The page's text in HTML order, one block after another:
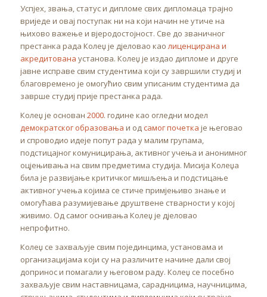
Успјех, звања, статус и дипломе свих дипломаца трајно
вриједе и овај поступак ни на који начин не утиче на
њихово важење и вјеродостојност. Све до званичног
престанка рада Колеџ је дјеловао каолиценцирана и
акредитована установа. Колеџ је издао дипломе и друге
јавне исправе свим студентима који су завршили студиј и
благовремено је омогућио свим уписаним студентима да
заврше студиј прије престанка рада.
Колеџ је основан 2000. године као огледни модел
демократског образовања и одсамог почетка је његовао
и спроводио идеје попут рада у малим групама,
подстицајног комуницирања, активног учења и анонимног
оцјењивања на свим предметима студија. Мисија Колеџа
била је развијање критичког мишљења и подстицање
активног учења којима се стиче примјењиво знање и
омогућава разумијевање друштвене стварности у којој
живимо. Од самог оснивања Колеџ је дјеловао
непрофитно.
Колеџ се захваљује свим појединцима, установама и
организацијама који су на различите начине дали свој
допринос и помагали у његовом раду. Колеџ се посебно
захваљује свим наставницама, сарадницима, научницима,